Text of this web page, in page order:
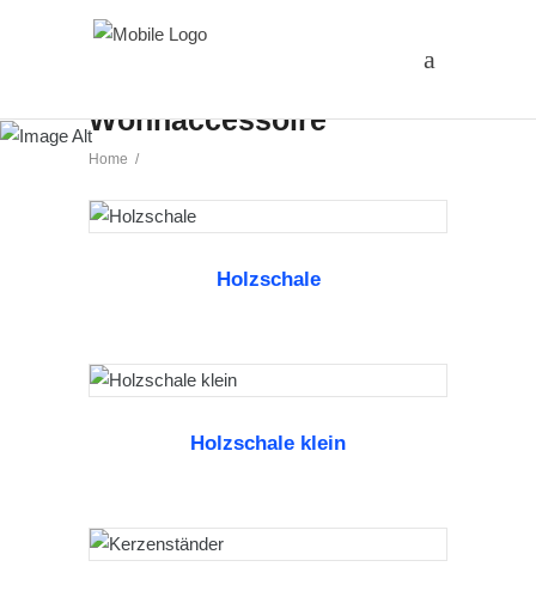
Wohnaccessoire
Home /
WEITERLESEN
Holzschale
WEITERLESEN
Holzschale klein